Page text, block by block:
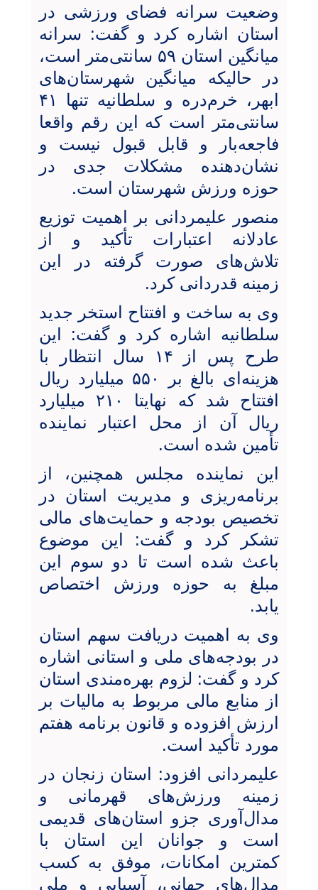
وضعیت سرانه فضای ورزشی در
استان اشاره کرد و گفت: سرانه
میانگین استان ۵۹ سانتی‌متر است،
در حالیکه میانگین شهرستان‌های
ابهر، خرم‌دره و سلطانیه تنها ۴۱
سانتی‌متر است که این رقم واقعا
فاجعه‌بار و قابل قبول نیست و
نشان‌دهنده مشکلات جدی در
حوزه ورزش شهرستان است.
منصور علیمردانی بر اهمیت توزیع
عادلانه اعتبارات تأکید و از
تلاش‌های صورت‌ گرفته در این
زمینه قدردانی کرد.
وی به ساخت و افتتاح استخر جدید
سلطانیه اشاره کرد و گفت: این
طرح پس از ۱۴ سال انتظار با
هزینه‌ای بالغ بر ۵۵۰ میلیارد ریال
افتتاح شد که نهایتا ۲۱۰ میلیارد
ریال آن از محل اعتبار نماینده
تأمین شده است.
این نماینده مجلس همچنین، از
برنامه‌ریزی و مدیریت استان در
تخصیص بودجه و حمایت‌های مالی
تشکر کرد و گفت: این موضوع
باعث شده است تا دو سوم این
مبلغ به حوزه ورزش اختصاص
یابد.
وی به اهمیت دریافت سهم استان
در بودجه‌های ملی و استانی اشاره
کرد و گفت: لزوم بهره‌مندی استان
از منابع مالی مربوط به مالیات بر
ارزش افزوده و قانون برنامه هفتم
مورد تأکید است.
علیمردانی افزود: استان زنجان در
زمینه ورزش‌های قهرمانی و
مدال‌آوری جزو استان‌های قدیمی
است و جوانان این استان با
کمترین امکانات، موفق به کسب
مدال‌های جهانی، آسیایی و ملی